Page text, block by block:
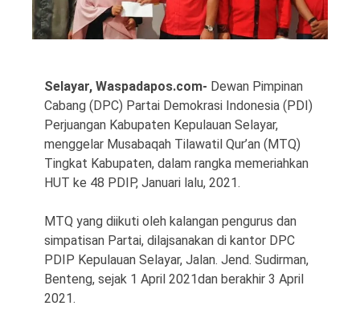
Copyright
Waspada
Theme
Selayar, Waspadapos.com- Dewan Pimpinan
Cabang (DPC) Partai Demokrasi Indonesia (PDI)
Perjuangan Kabupaten Kepulauan Selayar,
menggelar Musabaqah Tilawatil Qur’an (MTQ)
Tingkat Kabupaten, dalam rangka memeriahkan
HUT ke 48 PDIP, Januari lalu, 2021.
MTQ yang diikuti oleh kalangan pengurus dan
simpatisan Partai, dilajsanakan di kantor DPC
PDIP Kepulauan Selayar, Jalan. Jend. Sudirman,
Benteng, sejak 1 April 2021dan berakhir 3 April
2021.